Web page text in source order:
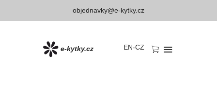
objednavky@e-kytky.cz
e-kytky.cz EN-CZ